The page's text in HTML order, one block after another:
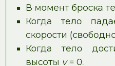
В момент броска
Когда тело
скорости
Когда тело
высоты v= 0.